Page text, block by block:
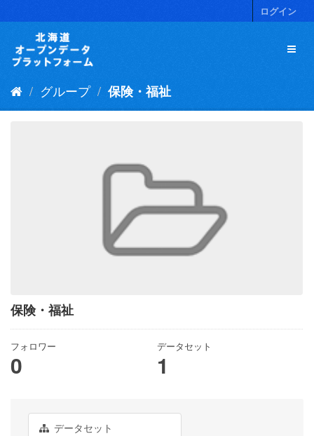
キ
ログイン
グループ 保険・福祉
保険・福祉
フォロワー
0
データセット
1
データセット